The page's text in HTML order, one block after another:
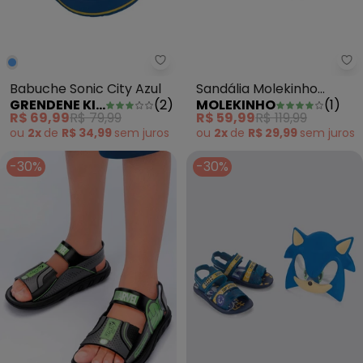
Grendene Kids - Babuche
Babuche Sonic City Azul
GRENDENE KIDS
(2)
R$ 69,99R$ 79,99
ou 2x de R$ 34,99 sem juros
Sandália Molekinho
(Cinza) com Velcro
MOLEKINHO (1)
R$ 59,99R$ 119,99
ou 2x de R$ 29,99 sem juros
-30% -30%